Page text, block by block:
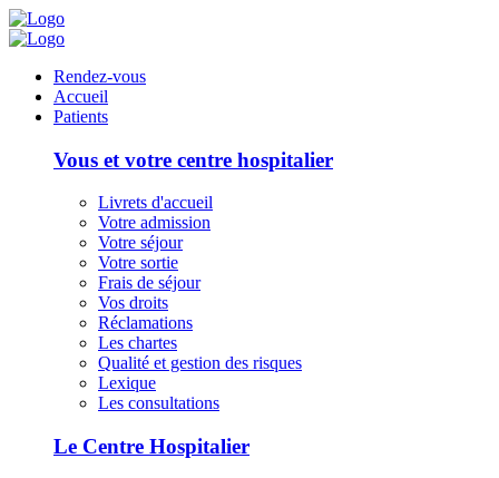
Rendez-vous
Accueil
Patients
Vous et votre centre hospitalier
Livrets d'accueil
Votre admission
Votre séjour
Votre sortie
Frais de séjour
Vos droits
Réclamations
Les chartes
Qualité et gestion des risques
Lexique
Les consultations
Le Centre Hospitalier
Panneau de gestion des cookies